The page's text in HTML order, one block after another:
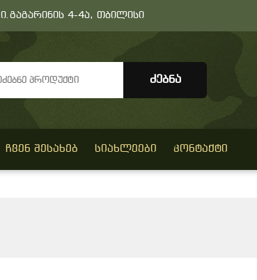
ი.გაგარინის 4-4ა, თბილისი
ᲩᲕᲔᲜ ᲨᲔᲡᲐᲮᲔᲑ ᲡᲘᲐᲮᲚᲔᲔᲑᲘ ᲙᲝᲜᲢᲐᲥᲢᲘ